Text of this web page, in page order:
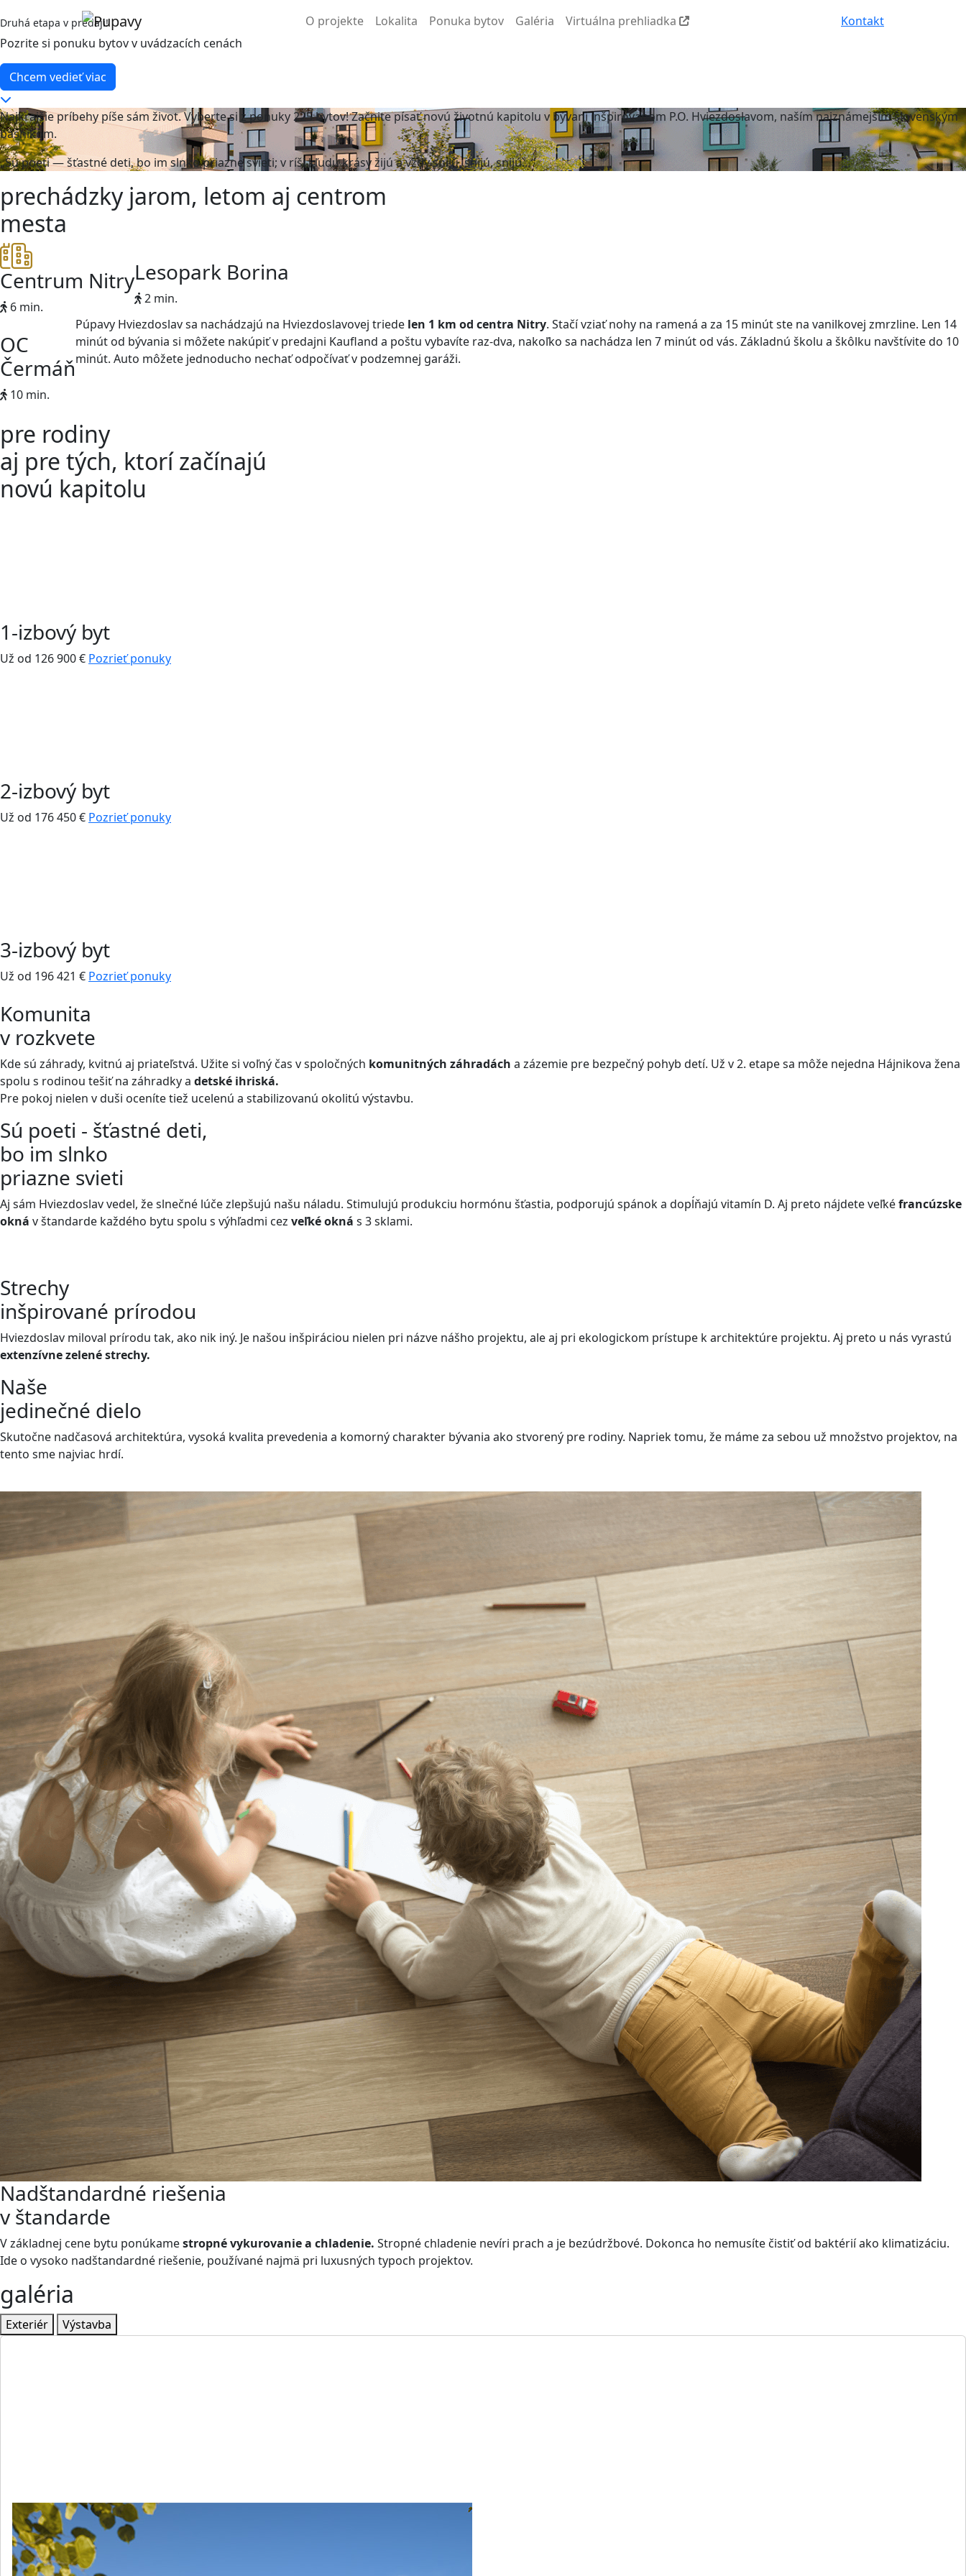
O projekte Lokalita Ponuka bytov Galéria Virtuálna prehliadka Kontakt
Druhá etapa v predaji!
Pozrite si ponuku bytov v uvádzacích cenách
Chcem vedieť viac
Najkrajšie príbehy píše sám život. Vyberte si z ponuky 225 bytov! Začnite písať novú životnú kapitolu v bývaní inšpirovanom P.O. Hviezdoslavom, naším najznámejším slovenským
básnikom.
„Sú poeti — šťastné deti, bo im slnko priazne svieti; v ríši kľudu krásy žijú a vždy snijú, snijú, snijú…“
prechádzky jarom, letom aj centrom
mesta
Centrum Nitry
6 min.
Lesopark Borina
2 min.
OC
Čermáň
10 min.
Púpavy Hviezdoslav sa nachádzajú na Hviezdoslavovej triede len 1 km od centra Nitry. Stačí vziať nohy na ramená a za 15 minút ste na vanilkovej zmrzline. Len 14
minút od bývania si môžete nakúpiť v predajni Kaufland a poštu vybavíte raz-dva, nakoľko sa nachádza len 7 minút od vás. Základnú školu a škôlku navštívite do 10
minút. Auto môžete jednoducho nechať odpočívať v podzemnej garáži.
pre rodiny
aj pre tých, ktorí začínajú
novú kapitolu
1-izbový byt
Už od 126 900 € Pozrieť ponuky
2-izbový byt
Už od 176 450 € Pozrieť ponuky
3-izbový byt
Už od 196 421 € Pozrieť ponuky
Komunita
v rozkvete
Kde sú záhrady, kvitnú aj priateľstvá. Užite si voľný čas v spoločných komunitných záhradách a zázemie pre bezpečný pohyb detí. Už v 2. etape sa môže nejedna Hájnikova žena
spolu s rodinou tešiť na záhradky a detské ihriská.
Pre pokoj nielen v duši oceníte tiež ucelenú a stabilizovanú okolitú výstavbu.
Sú poeti - šťastné deti,
bo im slnko
priazne svieti
Aj sám Hviezdoslav vedel, že slnečné lúče zlepšujú našu náladu. Stimulujú produkciu hormónu šťastia, podporujú spánok a dopĺňajú vitamín D. Aj preto nájdete veľkéfrancúzske
okná v štandarde každého bytu spolu s výhľadmi cez veľké okná s 3 sklami.
Strechy
inšpirované prírodou
Hviezdoslav miloval prírodu tak, ako nik iný. Je našou inšpiráciou nielen pri názve nášho projektu, ale aj pri ekologickom prístupe k architektúre projektu. Aj preto u nás vyrastú
extenzívne zelené strechy.
Naše
jedinečné dielo
Skutočne nadčasová architektúra, vysoká kvalita prevedenia a komorný charakter bývania ako stvorený pre rodiny. Napriek tomu, že máme za sebou už množstvo projektov, na
tento sme najviac hrdí.
Nadštandardné riešenia
v štandarde
V základnej cene bytu ponúkamestropné vykurovanie a chladenie. Stropné chladenie nevíri prach a je bezúdržbové. Dokonca ho nemusíte čistiť od baktérií ako klimatizáciu.
Ide o vysoko nadštandardné riešenie, používané najmä pri luxusných typoch projektov.
galéria
Exteriér Výstavba